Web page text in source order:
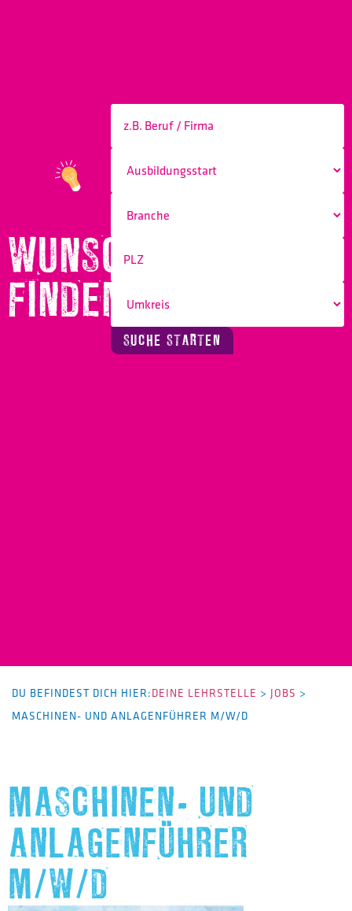
WUNSCHBERUF
FINDEN!
SUCHE STARTEN
DU BEFINDEST DICH HIER:DEINE LEHRSTELLE > JOBS >
MASCHINEN- UND ANLAGENFÜHRER M/W/D
MASCHINEN- UND
ANLAGENFÜHRER
M/W/D